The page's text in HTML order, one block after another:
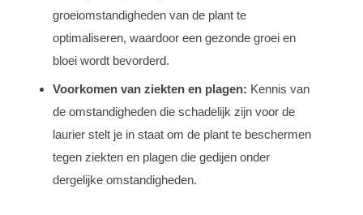
groeiomstandigheden van de plant te
optimaliseren, waardoor een gezonde groei en
bloei wordt bevorderd.
Voorkomen van ziekten en plagen: Kennis van
de omstandigheden die schadelijk zijn voor de
laurier stelt je in staat om de plant te beschermen
tegen ziekten en plagen die gedijen onder
dergelijke omstandigheden.